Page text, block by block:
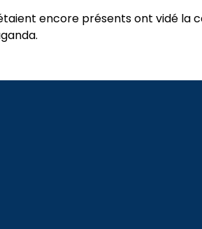
encore présents ont vidé la